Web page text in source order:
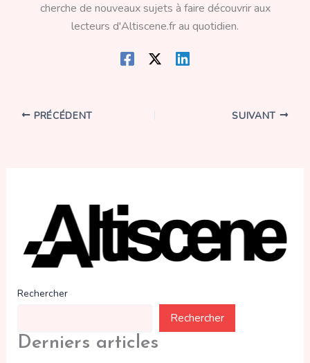
cherche de nouveaux sujets à faire découvrir aux
lecteurs d'Altiscene.fr au quotidien.
PRÉCÉDENT SUIVANT
Rechercher
Rechercher
Derniers articles